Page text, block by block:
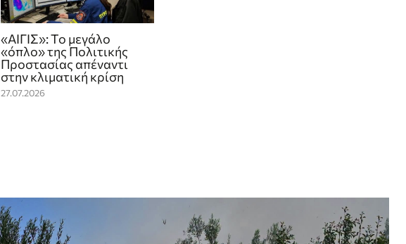
«ΑΙΓΙΣ»: Το μεγάλο
«όπλο» της Πολιτικής
Προστασίας απέναντι
στην κλιματική κρίση
27.07.2026